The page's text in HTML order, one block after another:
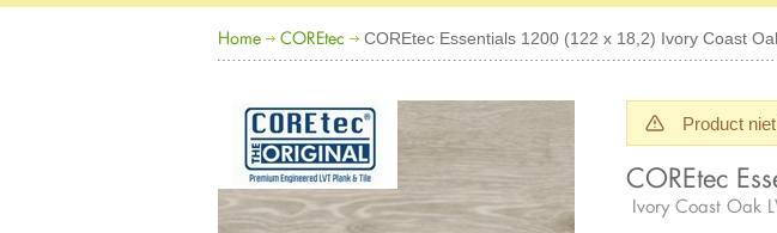
Home COREtec COREtec Essentials 1200 (122 x 18,2) Ivory Coast
Product
COREtec
Ivory Coast Oak